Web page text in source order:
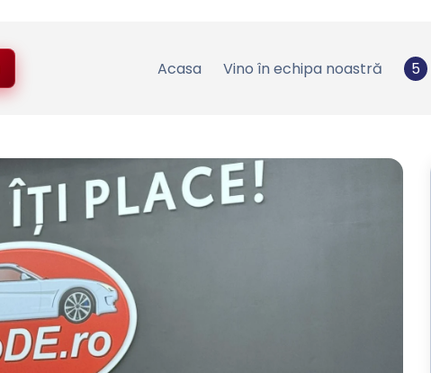
Acasa Vino în echipa noastră 5